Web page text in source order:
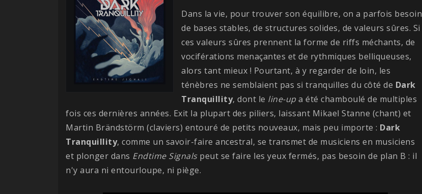
Dans la vie, pour trouver son équilibre, on a parfois besoin
de bases stables, de structures solides, de valeurs sûres. Si
ces valeurs sûres prennent la forme de riffs méchants, de
vociférations menaçantes et de rythmiques belliqueuses,
alors tant mieux ! Pourtant, à y regarder de loin, les
ténèbres ne semblaient pas si tranquilles du côté de Dark
Tranquillity, dont le line-upa été chamboulé de multiples
fois ces dernières années. Exit la plupart des piliers, laissant Mikael Stanne (chant) et
Martin Brändstörm (claviers) entouré de petits nouveaux, mais peu importe : Dark
Tranquillity, comme un savoir-faire ancestral, se transmet de musiciens en musiciens
et plonger dans Endtime Signalspeut se faire les yeux fermés, pas besoin de plan B : il
n'y aura ni entourloupe, ni piège.